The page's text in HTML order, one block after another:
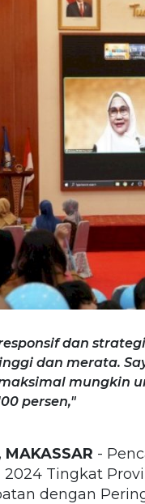
dan
dan merata.
mungkin
persen,"
MAKASSAR -
2024 Tingkat
dengan